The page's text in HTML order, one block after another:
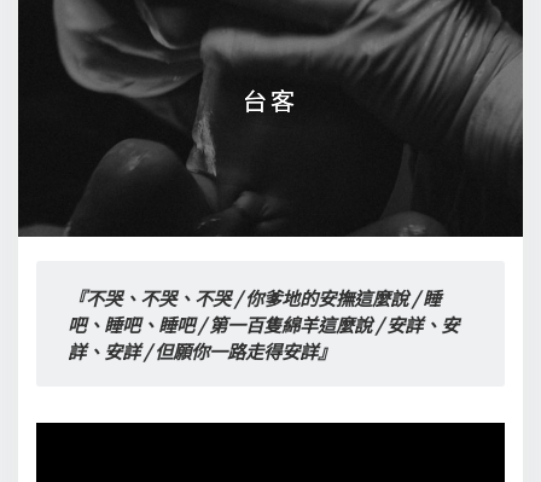
台客
台客
『不哭、不哭、不哭 / 你爹地的安撫這麼說 / 睡
吧、睡吧、睡吧 / 第一百隻綿羊這麼說 / 安詳、安
詳、安詳 / 但願你一路走得安詳』